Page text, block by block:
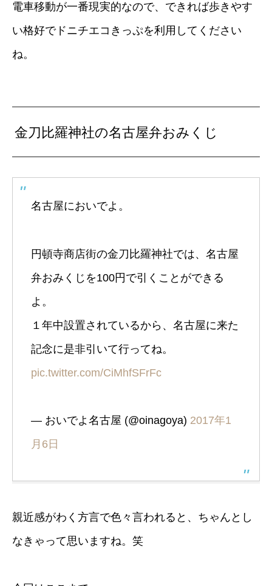
電車移動が一番現実的なので、できれば歩きやす
い格好でドニチエコきっぷを利用してください
ね。
金刀比羅神社の名古屋弁おみくじ
名古屋においでよ。
円頓寺商店街の金刀比羅神社では、名古屋
弁おみくじを100円で引くことができる
よ。
１年中設置されているから、名古屋に来た
記念に是非引いて行ってね。
pic.twitter.com/CiMhfSFrFc
— おいでよ名古屋 (@oinagoya) 2017年1
月6日
親近感がわく方言で色々言われると、ちゃんとし
なきゃって思いますね。笑